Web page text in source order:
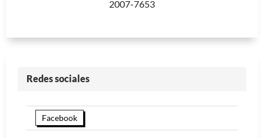
2007-7653
Redes sociales
Facebook